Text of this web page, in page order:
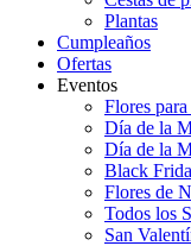
Plantas
Cumpleaños
Ofertas
Eventos
Flores
Día de la
Día de la
Black
Flores de
Todos los
San